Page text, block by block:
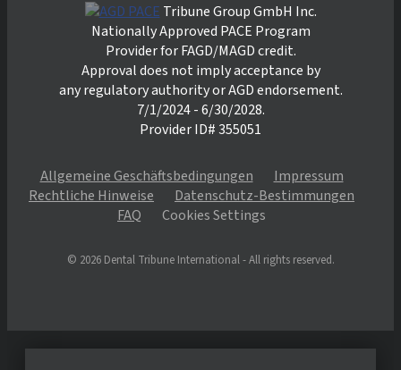
Tribune Group GmbH Inc.
Nationally Approved PACE Program
Provider for FAGD/MAGD credit.
Approval does not imply acceptance by
any regulatory authority or AGD endorsement.
7/1/2024 - 6/30/2028.
Provider ID# 355051
Allgemeine Geschäftsbedingungen
Impressum
Rechtliche Hinweise
Datenschutz-Bestimmungen
FAQ
Cookies Settings
© 2026 Dental Tribune International - All rights reserved.